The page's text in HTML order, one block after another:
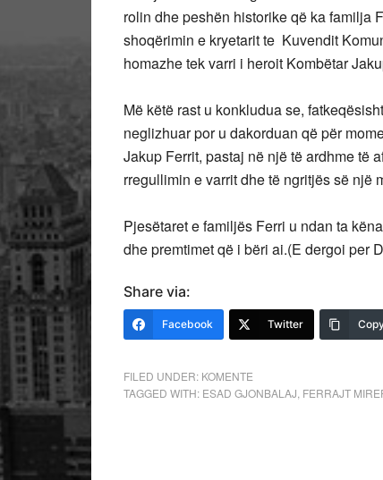
rolin dhe peshën historike që ka familja
shoqërimin e kryetarit te Kuvendit
homazhe tek varri i heroit Kombëtar
Më këtë rast u konkludua se,
neglizhuar por u dakorduan që për
Jakup Ferrit, pastaj në një të ardhme të
rregullimin e varrit dhe të ngritjës së një
Pjesëtaret e familjës Ferri u ndan ta
dhe premtimet që i bëri ai.(E dergoi per
Share via:
Facebook Twitter
FILED UNDER: KOMENTE
TAGGED WITH: ESAD GJONBALAJ FERRAJT